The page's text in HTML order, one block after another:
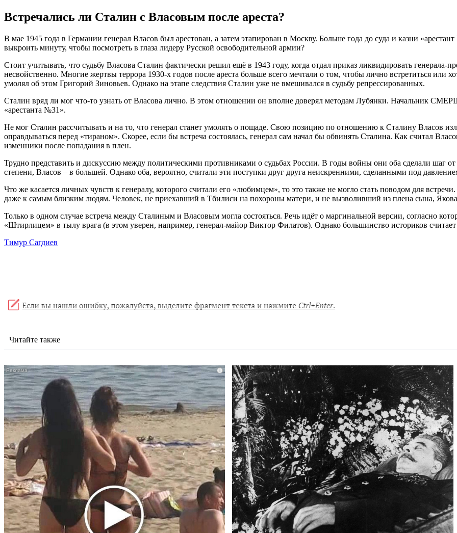
Встречались ли Сталин с Власовым после ареста?
В мае 1945 года в Германии генерал Власов был арестован, а затем этапирован в Москву. Больше года до суда и казни
выкроить минуту, чтобы посмотреть в глаза лидеру Русской освободительной армии?
Стоит учитывать, что судьбу Власова Сталин фактически решил ещё в 1943 году, когда отдал приказ ликвидировать генерала-
несвойственно. Многие жертвы террора 1930-х годов после ареста больше всего мечтали о том, чтобы лично встретиться или
умолял об этом Григорий Зиновьев. Однако на этапе следствия Сталин уже не вмешивался в судьбу репрессированных.
Сталин вряд ли мог что-то узнать от Власова лично. В этом отношении он вполне доверял методам Лубянки. Начальник
«арестанта №31».
Не мог Сталин рассчитывать и на то, что генерал станет умолять о пощаде. Свою позицию по отношению к Сталину Власов
оправдываться перед «тираном». Скорее, если бы встреча состоялась, генерал сам начал бы обвинять Сталина. Как считал
изменники после попадания в плен.
Трудно представить и дискуссию между политическими противниками о судьбах России. В годы войны они оба сделали шаг
степени, Власов – в большей. Однако оба, вероятно, считали эти поступки друг друга неискренними, сделанными под
Что же касается личных чувств к генералу, которого считали его «любимцем», то это также не могло стать поводом для
даже к самым близким людям. Человек, не приехавший в Тбилиси на похороны матери, и не вызволивший из плена сына,
Только в одном случае встреча между Сталиным и Власовым могла состояться. Речь идёт о маргинальной версии, согласно
«Штирлицем» в тылу врага (в этом уверен, например, генерал-майор Виктор Филатов). Однако большинство историков
Тимур Сагдиев
Читайте также
i